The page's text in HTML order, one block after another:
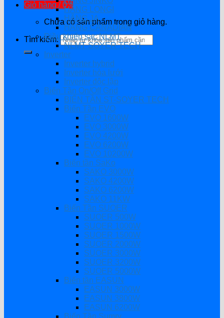
Giỏ hàng /0₫
Chưa có sản phẩm trong giỏ hàng.
Tìm kiếm:
HÃNG LONGI
HÃNG JA
HÃNG CANADIAN
Điều khiển sạc NLMT
NLMT SOYER TECH
Inverter
Inverter hybrid
Inverter hòa lưới
Inverter độc lập
Biến Tần On/Off Grid
BIẾN TẦN ST-SOYER TECH
Biến Tần EVO
EVO 1600W
EVO 3000W
EVO 4200W
EVO 6200W
EVO 10200W
Biến tần SaKo
SAKO 3000W
SAKO 4200W
SAKO 6200W
SAKO 11KW
Biến Tần SUOER
SUOER 500W
SUOER 1000W
SUOER 1500W
SUOER 2000W
SUOER 3000W
SUOER 3200W
SUOER 5000W
Biến tần EASUN
EASUN 3000W
EASUN 3800W
EASUN 6200W
Biến Tần Sumry